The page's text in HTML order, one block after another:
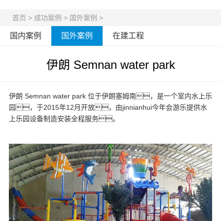
首页 > 成功案例 > 国外案例 >
国内案例 国外案例 在建工程
伊朗 Semnan water park
伊朗 Semnan water park 位于伊朗塞姆南，是一个室内水上乐
园，于2015年12月开放，由jinnianhui今年会游乐提供水
上乐园设备制造安装全程服务。